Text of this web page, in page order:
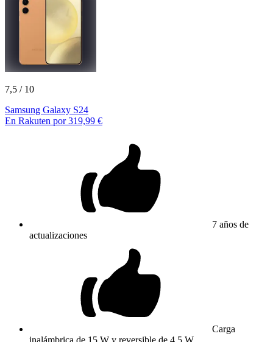
7,5 / 10
Samsung Galaxy S24
En Rakuten por 319,99 €
7 años de
actualizaciones
Carga
inalámbrica de 15 W y reversible de 4.5 W